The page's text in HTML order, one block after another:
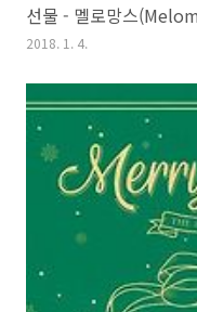
선물 - 멜로망스
2018. 1. 4.